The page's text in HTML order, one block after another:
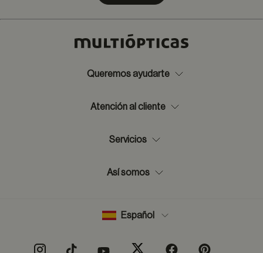
Queremos ayudarte
Atención al cliente
Servicios
Así somos
Español